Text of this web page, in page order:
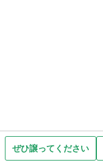
ぜひ譲ってください